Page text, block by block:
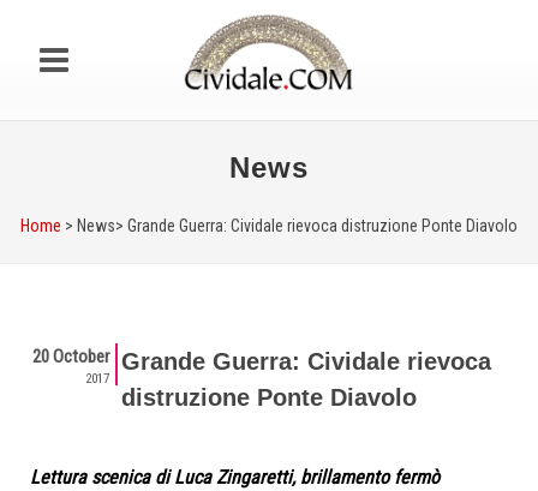
News
Home > News> Grande Guerra: Cividale rievoca distruzione Ponte Diavolo
20 October
2017
Grande Guerra: Cividale rievoca
distruzione Ponte Diavolo
Lettura scenica di Luca Zingaretti, brillamento fermò